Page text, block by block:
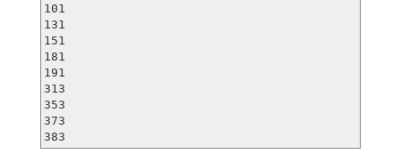
101
131
151
181
191
313
353
373
383